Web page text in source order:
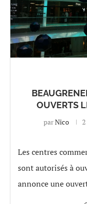
OUVERTS
parNico
Les centres
sont autorisés à
annonce une